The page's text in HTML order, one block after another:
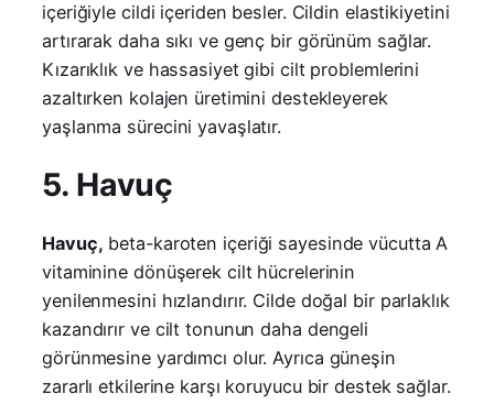
içeriğiyle cildi içeriden besler. Cildin elastikiyetini
artırarak daha sıkı ve genç bir görünüm sağlar.
Kızarıklık ve hassasiyet gibi cilt problemlerini
azaltırken kolajen üretimini destekleyerek
yaşlanma sürecini yavaşlatır.
5. Havuç
Havuç, beta-karoten içeriği sayesinde vücutta A
vitaminine dönüşerek cilt hücrelerinin
yenilenmesini hızlandırır. Cilde doğal bir parlaklık
kazandırır ve cilt tonunun daha dengeli
görünmesine yardımcı olur. Ayrıca güneşin
zararlı etkilerine karşı koruyucu bir destek sağlar.